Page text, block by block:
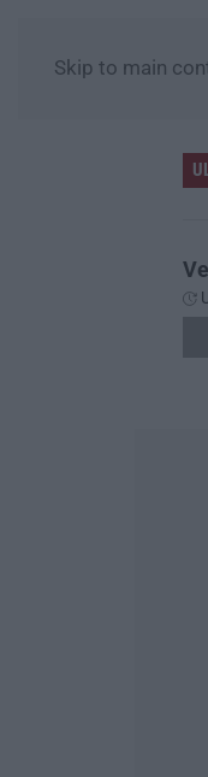
Skip to main
Sistema bibliotecario